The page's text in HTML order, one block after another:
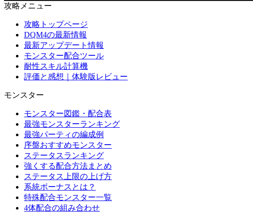
攻略メニュー
攻略トップページ
DQM4の最新情報
最新アップデート情報
モンスター配合ツール
耐性スキル計算機
評価と感想｜体験版レビュー
モンスター
モンスター図鑑・配合表
最強モンスターランキング
最強パーティの編成例
序盤おすすめモンスター
ステータスランキング
強くする配合方法まとめ
ステータス上限の上げ方
系統ボーナスとは？
特殊配合モンスター一覧
4体配合の組み合わせ